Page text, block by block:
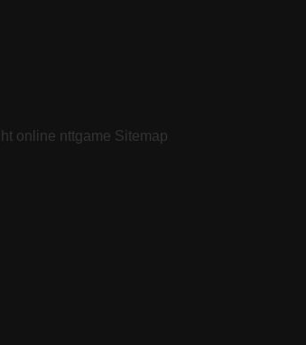
online nttgame Sitemap